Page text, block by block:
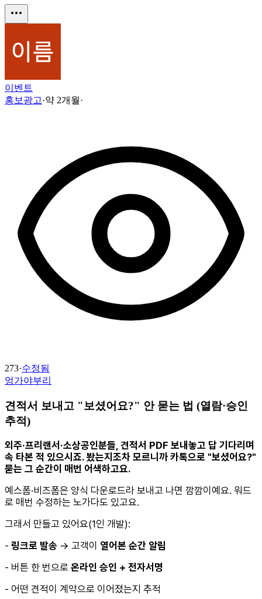
이벤트
홍보광고·약 2개월·
273·수정됨
엉가야부리
견적서 보내고 "보셨어요?" 안 묻는 법 (열람·승인
추적)
외주·프리랜서·소상공인분들, 견적서 PDF 보내놓고 답 기다리며
속 타본 적 있으시죠. 봤는지조차 모르니까 카톡으로 "보셨어요?"
묻는 그 순간이 매번 어색하고요.
예스폼·비즈폼은 양식 다운로드라 보내고 나면 깜깜이예요. 워드
로 매번 수정하는 노가다도 있고요.
그래서 만들고 있어요(1인 개발):
- 링크로 발송 → 고객이 열어본 순간 알림
- 버튼 한 번으로 온라인 승인 + 전자서명
- 어떤 견적이 계약으로 이어졌는지 추적